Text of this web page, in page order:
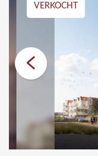
VERKOCHT